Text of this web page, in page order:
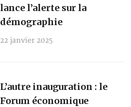
lance l’alerte sur la
démographie
22 janvier 2025
L’autre inauguration : le
Forum économique